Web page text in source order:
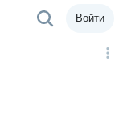
Войти